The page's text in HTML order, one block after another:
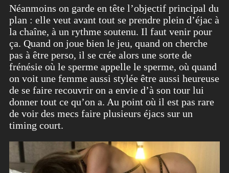
Néanmoins on garde en tête l’objectif principal du
plan : elle veut avant tout se prendre plein d’éjac à
la chaîne, à un rythme soutenu. Il faut venir pour
ça. Quand on joue bien le jeu, quand on cherche
pas à être perso, il se crée alors une sorte de
frénésie où le sperme appelle le sperme, où quand
on voit une femme aussi stylée être aussi heureuse
de se faire recouvrir on a envie d’à son tour lui
donner tout ce qu’on a. Au point où il est pas rare
de voir des mecs faire plusieurs éjacs sur un
timing court.